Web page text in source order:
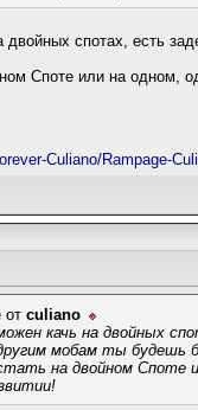
двойных спотах, есть
Споте или на одном,
Culiano/Rampage-
от culiano
качь на двойных
мобам ты будешь
на двойном Споте